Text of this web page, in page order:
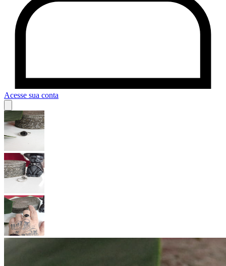
Acesse sua conta